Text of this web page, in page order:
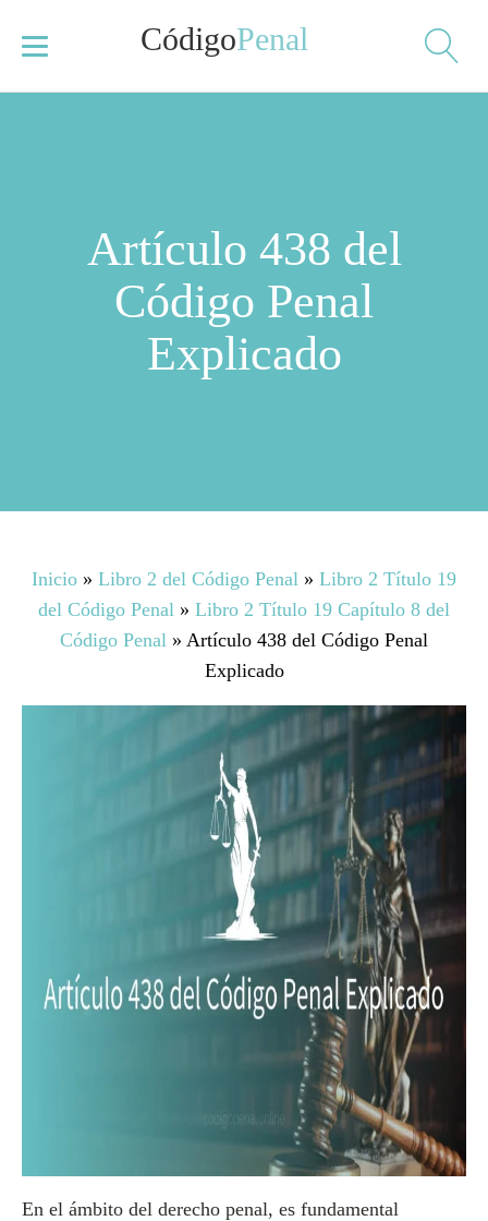
CódigoPenal
Artículo 438 del
Código Penal
Explicado
Inicio » Libro 2 del Código Penal » Libro 2 Título 19
del Código Penal » Libro 2 Título 19 Capítulo 8 del
Código Penal » Artículo 438 del Código Penal
Explicado
En el ámbito del derecho penal, es fundamental